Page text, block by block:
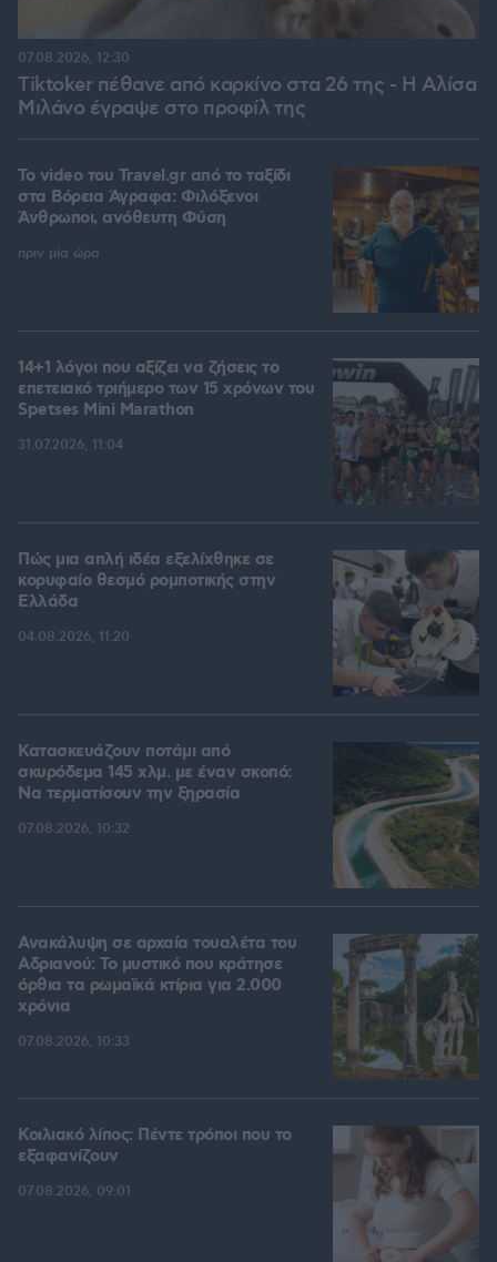
Tiktoker πέθανε από καρκίνο στα 26 της - Η Αλίσα
Μιλάνο έγραψε στο προφίλ της
07.08.2026, 12:30
To video του Travel.gr από το ταξίδι
στα Βόρεια Άγραφα: Φιλόξενοι
Άνθρωποι, ανόθευτη Φύση
πριν μία ώρα
14+1 λόγοι που αξίζει να ζήσεις το
επετειακό τριήμερο των 15 χρόνων του
Spetses Mini Marathon
31.07.2026, 11:04
Πώς μια απλή ιδέα εξελίχθηκε σε
κορυφαίο θεσμό ρομποτικής στην
Ελλάδα
04.08.2026, 11:20
Κατασκευάζουν ποτάμι από
σκυρόδεμα 145 χλμ. με έναν σκοπό:
Να τερματίσουν την ξηρασία
07.08.2026, 10:32
Ανακάλυψη σε αρχαία τουαλέτα του
Αδριανού: Το μυστικό που κράτησε
όρθια τα ρωμαϊκά κτίρια για 2.000
χρόνια
07.08.2026, 10:33
Κοιλιακό λίπος: Πέντε τρόποι που το
εξαφανίζουν
07.08.2026, 09:01